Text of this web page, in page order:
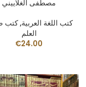
مصطفى الغلاييني
كتب اللغة العربية,كتب
العلم
€24.00